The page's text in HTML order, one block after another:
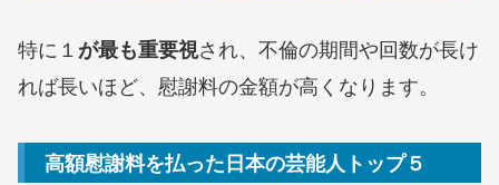
特に１ が最も重要視され、不倫の期間や回数が長け
れば長いほど、慰謝料の金額が高くなります。
高額慰謝料を払った日本の芸能人トップ５